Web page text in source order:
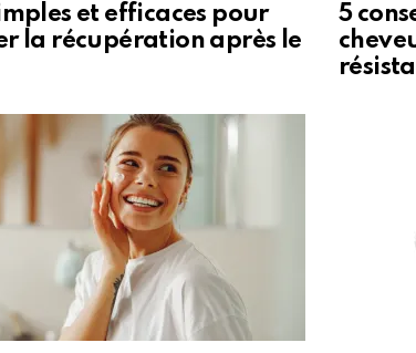
et efficaces pour
la récupération après le
5